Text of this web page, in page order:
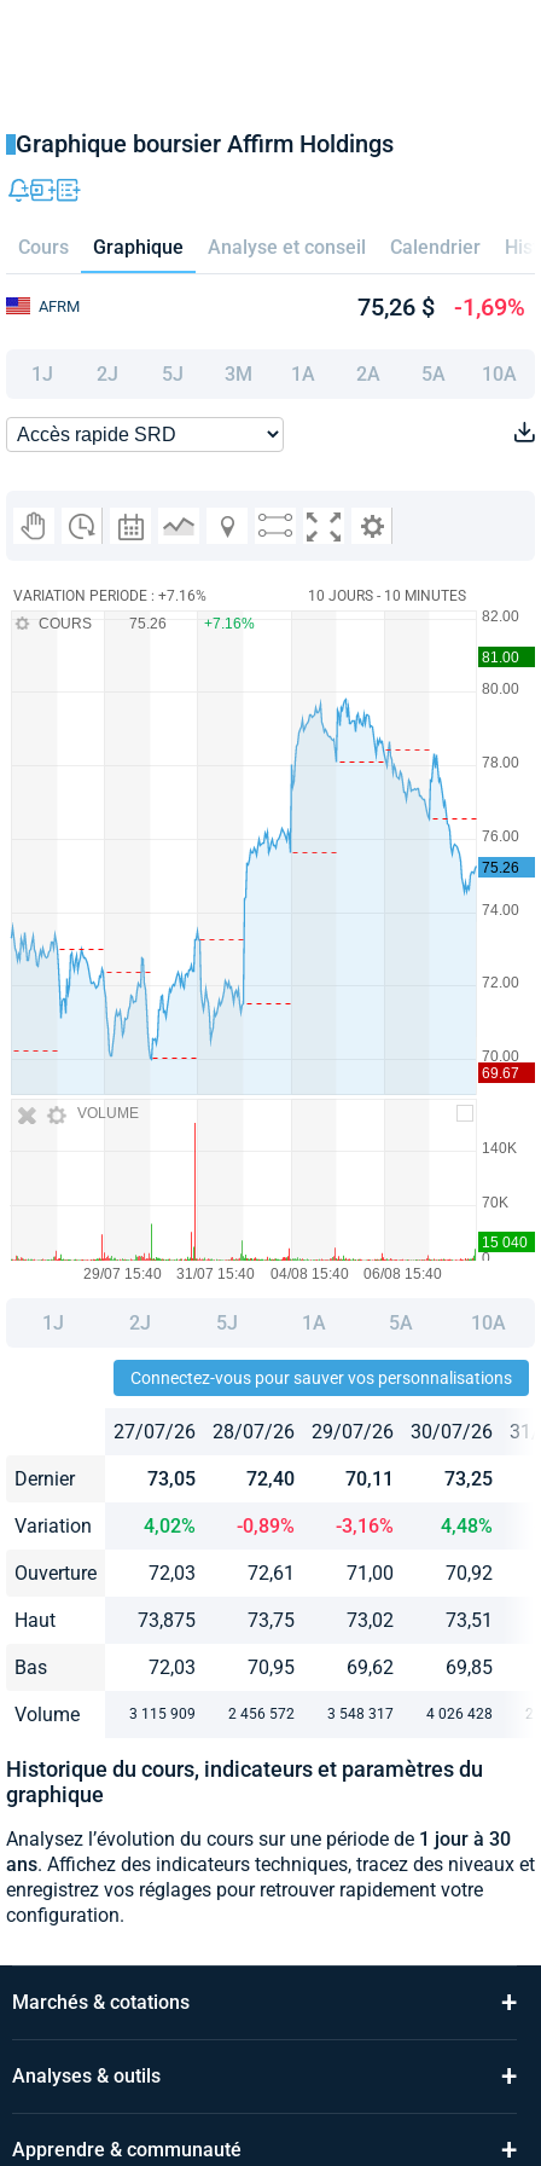
Graphique boursier Affirm Holdings
Cours Graphique Analyse et conseil Calendrier
AFRM 75,26 $ -1,69%
1J 2J 5J 3M 1A 2A 5A 10A
VARIATION PERIODE : +7.16% 10 JOURS - 10 MINUTES
VOLUME
COURS 75.26 +7.16%
1J 2J 5J 1A 5A 10A
Connectez-vous pour sauver vos personnalisations
27/07/26 28/07/26 29/07/26 30/07/26
Dernier 73,05 72,40 70,11 73,25
Variation 4,02% -0,89% -3,16% 4,48%
Ouverture 72,03 72,61 71,00 70,92
Haut 73,875 73,75 73,02 73,51
Bas 72,03 70,95 69,62 69,85
Volume 3 115 909 2 456 572 3 548 317 4 026 428 2
Historique du cours, indicateurs et paramètres du
graphique
Analysez l’évolution du cours sur une période de 1 jour à 30
ans. Affichez des indicateurs techniques, tracez des niveaux et
enregistrez vos réglages pour retrouver rapidement votre
configuration.
Marchés & cotations +
Analyses & outils +
Apprendre & communauté +